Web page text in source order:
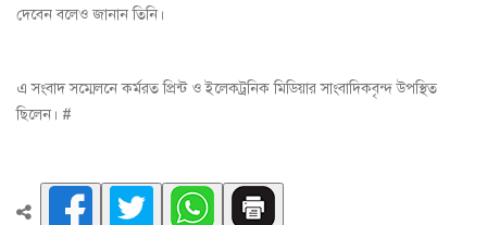
দেবেন বলেও জানান তিনি।
এ সংবাদ সম্মেলনে কর্মরত প্রিন্ট ও ইলেকট্রনিক মিডিয়ার সাংবাদিকবৃন্দ উপস্থিত
ছিলেন। #